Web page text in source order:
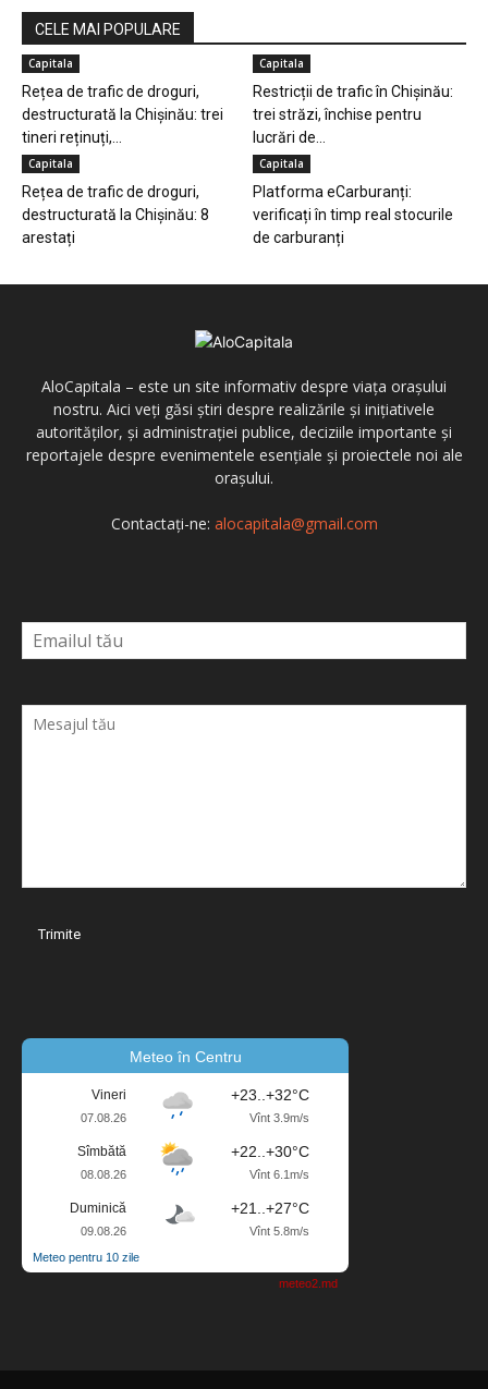
CELE MAI POPULARE
Capitala
Rețea de trafic de droguri,
destructurată la Chișinău: trei
tineri reținuți,...
Capitala
Restricții de trafic în Chișinău:
trei străzi, închise pentru
lucrări de...
Capitala
Rețea de trafic de droguri,
destructurată la Chișinău: 8
arestați
Capitala
Platforma eCarburanți:
verificați în timp real stocurile
de carburanți
AloCapitala – este un site informativ despre viața orașului
nostru. Aici veți găsi știri despre realizările și inițiativele
autorităților, și administrației publice, deciziile importante și
reportajele despre evenimentele esențiale și proiectele noi ale
orașului.
Contactați-ne: alocapitala@gmail.com
Meteo în Centru
Vineri
07.08.26
+23..+32°C
Vînt 3.9m/s
Sîmbătă
08.08.26
+22..+30°C
Vînt 6.1m/s
Duminică
09.08.26
+21..+27°C
Vînt 5.8m/s
Meteo pentru 10 zile
meteo2.md